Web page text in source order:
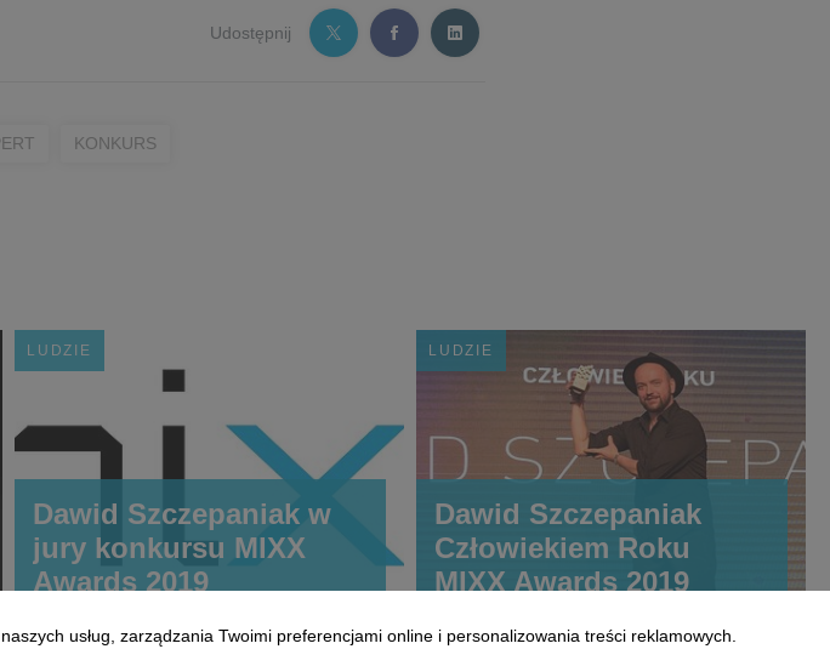
Udostępnij
KONKURS
LUDZIE
Dawid Szczepaniak w
jury konkursu MIXX
Awards 2019
LUDZIE
Dawid Szczepaniak
Człowiekiem Roku
MIXX Awards 2019
usług, zarządzania Twoimi preferencjami online i personalizowania treści reklamowych.